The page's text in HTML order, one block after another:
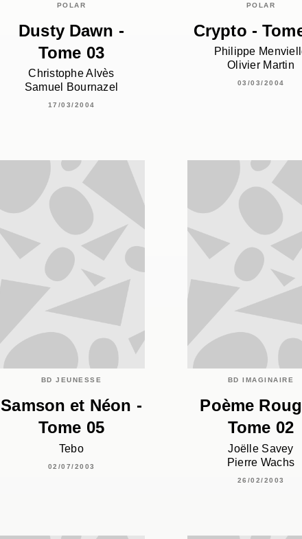
POLAR
Dusty Dawn -
Tome 03
Christophe Alvès
Samuel Bournazel
17/03/2004
POLAR
Crypto -
Philippe
Olivier Martin
03/03/2004
BD JEUNESSE
Samson et Néon -
Tome 05
Tebo
02/07/2003
BD IMAGINAIRE
Poème
Tome 02
Joëlle Savey
Pierre Wachs
26/02/2003